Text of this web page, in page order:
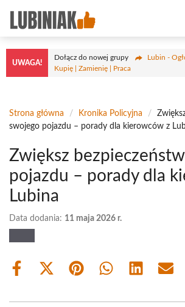
treści
UWAGA!
Dołącz do nowej grupy
Lubin -
Kupię | Zamienię | Praca
Strona główna / Kronika Policyjna /
swojego pojazdu – porady dla kierowców z
Zwiększ
pojazdu – porady dla
Lubina
Data dodania: 11 maja 2026 r.
Share
Share
(Twitter)
Share Share Share Share